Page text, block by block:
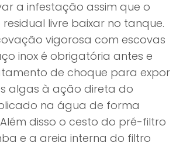
a infestação assim que o
livre baixar no tanque.
vigorosa com escovas
inox é obrigatória antes e
de choque para expor
algas à ação direta do
na água de forma
disso o cesto do pré-filtro
e a areia interna do filtro